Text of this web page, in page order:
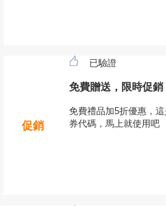
促銷
已驗證
免費贈送，限時促銷
免費禮品加5折優惠，
券代碼，馬上就使用吧